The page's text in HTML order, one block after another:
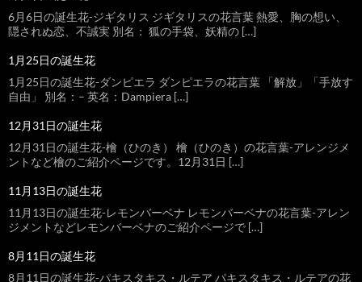
6月6日の誕生花-ジギタリス ジギタリスの花言葉 熱愛、胸の想い、
隠されぬ恋、不誠実 別名： 狐の手袋、妖精の […]
1月25日の誕生花
1月25日の誕生花-ダンピエラ ダンピエラの花言葉 「解放」「手放す
自由」 別名：– 英名：Dampiera […]
12月31日の誕生花
12月31日の誕生花-檜（ひのき） 檜（ひのき）の花言葉-アレンジメ
ントなど檜のご紹介ページです。12月31日 […]
11月13日の誕生花
11月13日の誕生花-レモンバーベナ レモンバーベナの花言葉-アレン
ジメントなどレモンバーベナのご紹介ページで […]
8月11日の誕生花
8月11日の誕生花-パキスタキス・ルテア パキスタキス・ルテアの花